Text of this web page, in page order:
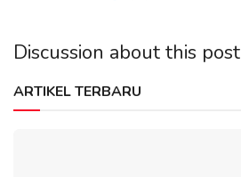
Discussion about this post
ARTIKEL TERBARU